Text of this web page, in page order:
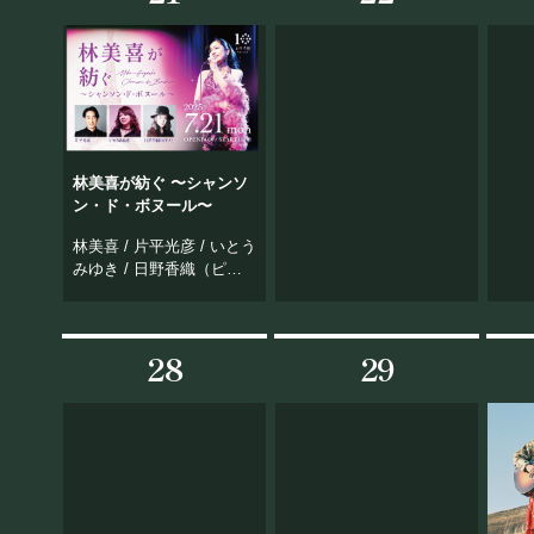
林美喜が紡ぐ 〜シャンソ
ン・ド・ボヌール〜
林美喜 / 片平光彦 / いとう
みゆき / 日野香織（ピア
28 29